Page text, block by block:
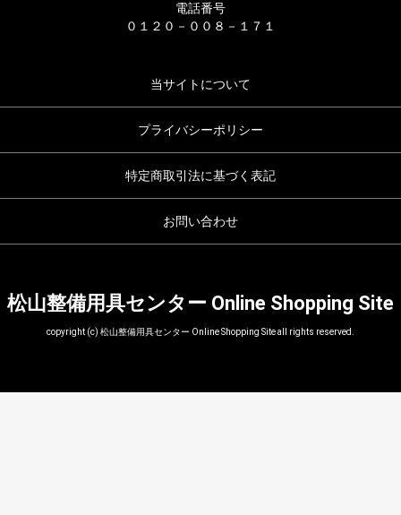
電話番号
０１２０－００８－１７１
当サイトについて
プライバシーポリシー
特定商取引法に基づく表記
お問い合わせ
松山整備用具センター Online Shopping Site
copyright (c) 松山整備用具センター Online Shopping Site all rights reserved.